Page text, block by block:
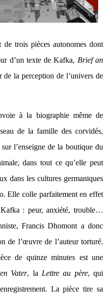
de trois pièces autonomes dont
d’un texte de Kafka, Brief an
de la perception de l’univers de
à la biographie même de
de la famille des corvidés,
l’enseigne de la boutique du
dans tout ce qu’elle peut
dans les cultures germaniques
Elle colle parfaitement en effet
Kafka : peur, anxiété, trouble…
Francis Dhomont a donc
de l’œuvre de l’auteur torturé.
de quinze minutes est une
Vater, la Lettre au père, qui
La pièce tire sa